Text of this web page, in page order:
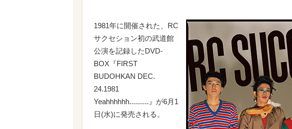
1981年に開催された、RC
サクセション初の武道館
公演を記録したDVD-
BOX『FIRST
BUDOHKAN DEC.
24.1981
Yeahhhhhh..........』が6月1
日(水)に発売される。